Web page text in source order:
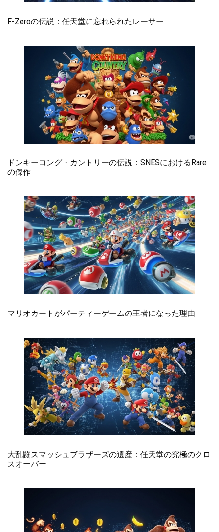
F-Zeroの伝説：任天堂に忘れられたレーサー
ドンキーコング・カントリーの伝説：SNESにおけるRare
の傑作
マリオカートがパーティーゲームの王者になった理由
大乱闘スマッシュブラザーズの遺産：任天堂の究極のクロ
スオーバー